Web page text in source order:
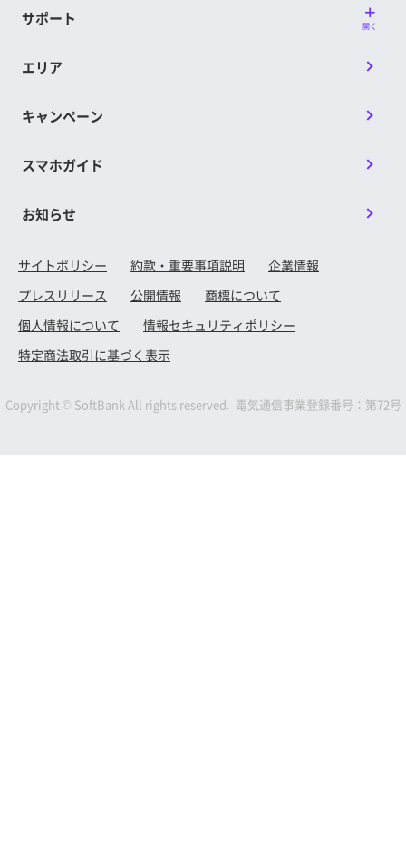
サポート 開く
エリア
キャンペーン
スマホガイド
お知らせ
サイトポリシー 約款・重要事項説明
企業情報
プレスリリース
公開情報
商標について
個人情報について
情報セキュリティポリシー
特定商法取引に基づく表示
Copyright © SoftBank All rights reserved. 電気通信事業登録番号：第72号